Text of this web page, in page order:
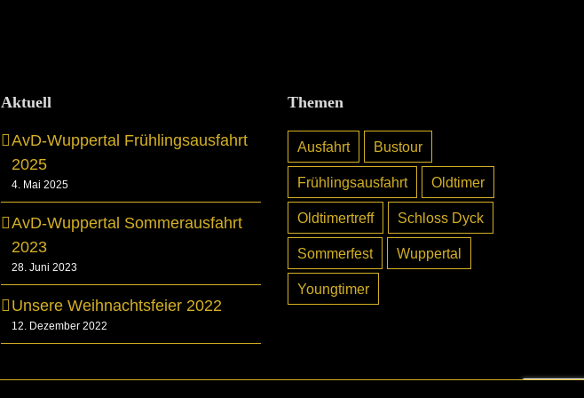
Aktuell
AvD-Wuppertal Frühlingsausfahrt
2025
4. Mai 2025
AvD-Wuppertal Sommerausfahrt
2023
28. Juni 2023
Unsere Weihnachtsfeier 2022
12. Dezember 2022
Themen
Ausfahrt Bustour
Frühlingsausfahrt Oldtimer
Oldtimertreff Schloss Dyck
Sommerfest Wuppertal
Youngtimer